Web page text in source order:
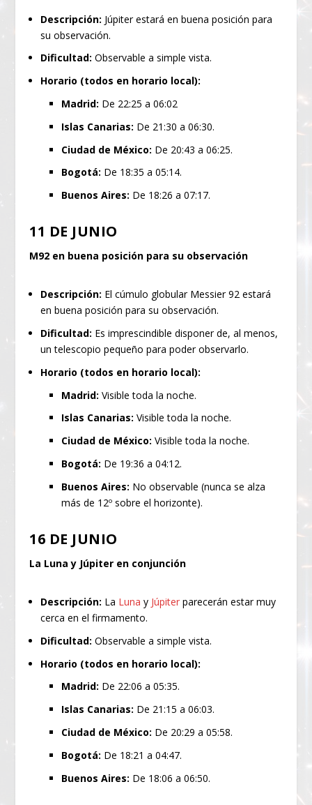
Descripción: Júpiter estará en buena posición para
su observación.
Dificultad:Observable a simple vista.
Horario (todos en horario local):
Madrid: De 22:25 a 06:02
Islas Canarias: De 21:30 a 06:30.
Ciudad de México: De 20:43 a 06:25.
Bogotá: De 18:35 a 05:14.
Buenos Aires: De 18:26 a 07:17.
11 DE JUNIO
M92 en buena posición para su observación
Descripción: El cúmulo globular Messier 92 estará
en buena posición para su observación.
Dificultad: Es imprescindible disponer de, al menos,
un telescopio pequeño para poder observarlo.
Horario (todos en horario local):
Madrid:Visible toda la noche.
Islas Canarias: Visible toda la noche.
Ciudad de México: Visible toda la noche.
Bogotá: De 19:36 a 04:12.
Buenos Aires: No observable (nunca se alza
más de 12º sobre el horizonte).
16 DE JUNIO
La Luna y Júpiter en conjunción
Descripción: La Luna y Júpiter parecerán estar muy
cerca en el firmamento.
Dificultad:Observable a simple vista.
Horario (todos en horario local):
Madrid: De 22:06 a 05:35.
Islas Canarias: De 21:15 a 06:03.
Ciudad de México: De 20:29 a 05:58.
Bogotá: De 18:21 a 04:47.
Buenos Aires: De 18:06 a 06:50.